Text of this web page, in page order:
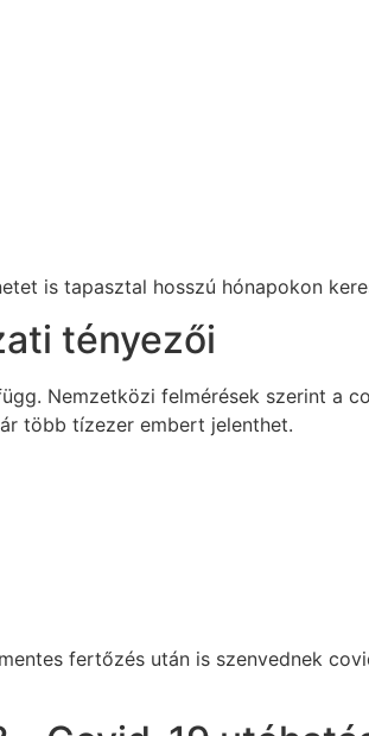
is tapasztal hosszú hónapokon
tényezői
Nemzetközi felmérések szerint a
több tízezer embert jelenthet.
fertőzés után is szenvednek